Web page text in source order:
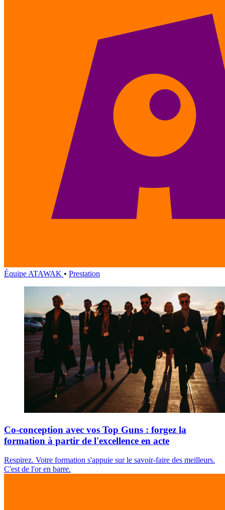
Équipe ATAWAK • Prestation
Co-conception avec vos Top Guns : forgez la
formation à partir de l'excellence en acte
Respirez. Votre formation s'appuie sur le savoir-faire des meilleurs.
C'est de l'or en barre.